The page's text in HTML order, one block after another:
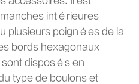
intérieures
plusieurs poignées de la
bords hexagonaux
disposés en
type de boulons et